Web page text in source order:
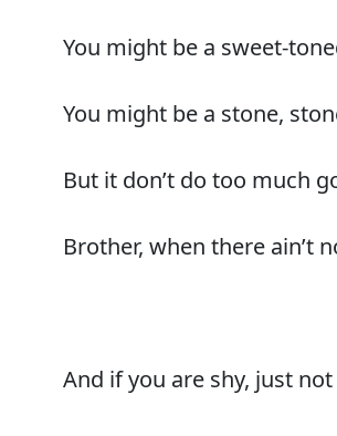
You might be a sweet-
You might be a stone,
But it don’t do too much
Brother, when there ain’t
And if you are shy, just